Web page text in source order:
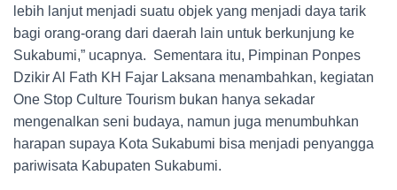
lebih lanjut menjadi suatu objek yang menjadi daya tarik
bagi orang-orang dari daerah lain untuk berkunjung ke
Sukabumi,” ucapnya. Sementara itu, Pimpinan Ponpes
Dzikir Al Fath KH Fajar Laksana menambahkan, kegiatan
One Stop Culture Tourism bukan hanya sekadar
mengenalkan seni budaya, namun juga menumbuhkan
harapan supaya Kota Sukabumi bisa menjadi penyangga
pariwisata Kabupaten Sukabumi.